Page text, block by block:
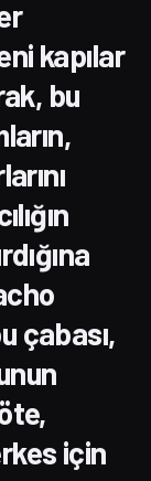
kapılar
bu
çabası,
için